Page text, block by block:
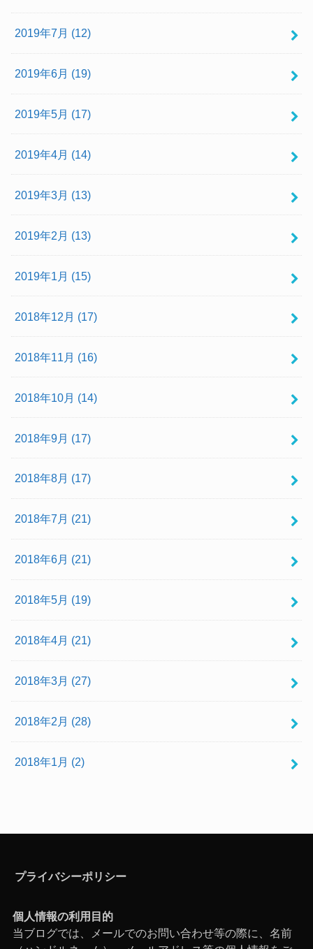
2019年7月 (12)
2019年6月 (19)
2019年5月 (17)
2019年4月 (14)
2019年3月 (13)
2019年2月 (13)
2019年1月 (15)
2018年12月 (17)
2018年11月 (16)
2018年10月 (14)
2018年9月 (17)
2018年8月 (17)
2018年7月 (21)
2018年6月 (21)
2018年5月 (19)
2018年4月 (21)
2018年3月 (27)
2018年2月 (28)
2018年1月 (2)
プライバシーポリシー
個人情報の利用目的
当ブログでは、メールでのお問い合わせ等の際に、名前